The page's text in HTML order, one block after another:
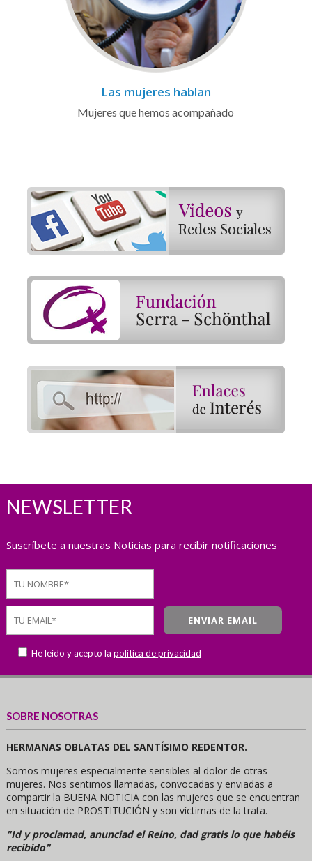
Las mujeres hablan
Mujeres que hemos acompañado
NEWSLETTER
Suscríbete a nuestras Noticias para recibir notificaciones
He leído y acepto la política de privacidad
SOBRE NOSOTRAS
HERMANAS OBLATAS DEL SANTÍSIMO REDENTOR.
Somos mujeres especialmente sensibles al dolor de otras
mujeres. Nos sentimos llamadas, convocadas y enviadas a
compartir la BUENA NOTICIA con las mujeres que se encuentran
en situación de PROSTITUCIÓN y son víctimas de la trata.
"Id y proclamad, anunciad el Reino, dad gratis lo que habéis
recibido"